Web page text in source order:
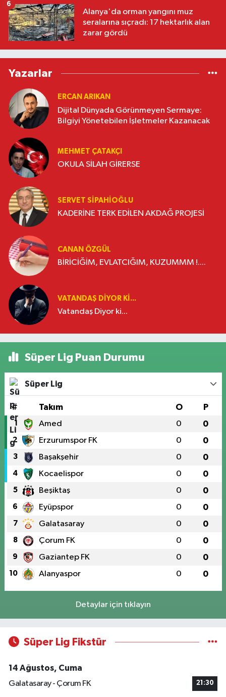
Alanya'da orman yangını muz
seralarına sıçradı: 17 hektarlık alan
zarar gördü
6
Yazarlar
ERCAN ARIKAN
Dijital Dünyada Görünmeyen Sermaye:
Bilgiyi Yönetebilen İşletmeler Kazanacak
MEHMET ÇATAKÇI
OKULA SİLAH GİRERSE
SERVET SİPAHİOĞLU
KADERİNE TERK EDİLEN AKDAĞ PROJESİ
CANAN ÖZGÜL
BİRİCİĞİM, EVLATCIĞIM, KUZUMMM !....
VATANDAŞ DIYOR KI...
Vatandaş Diyor ki...
Süper Lig Puan Durumu
Süper Lig
# Takım O P
1 Amed 0 0
2 Erzurumspor FK 0 0
3 Başakşehir 0 0
4 Kocaelispor 0 0
5 Beşiktaş 0 0
6 Eyüpspor 0 0
7 Galatasaray 0 0
8 Çorum FK 0 0
9 Gaziantep FK 0 0
10 Alanyaspor 0 0
Detaylar için tıklayın
Süper Lig Fikstür
14 Ağustos, Cuma
Galatasaray - Çorum FK
21:30